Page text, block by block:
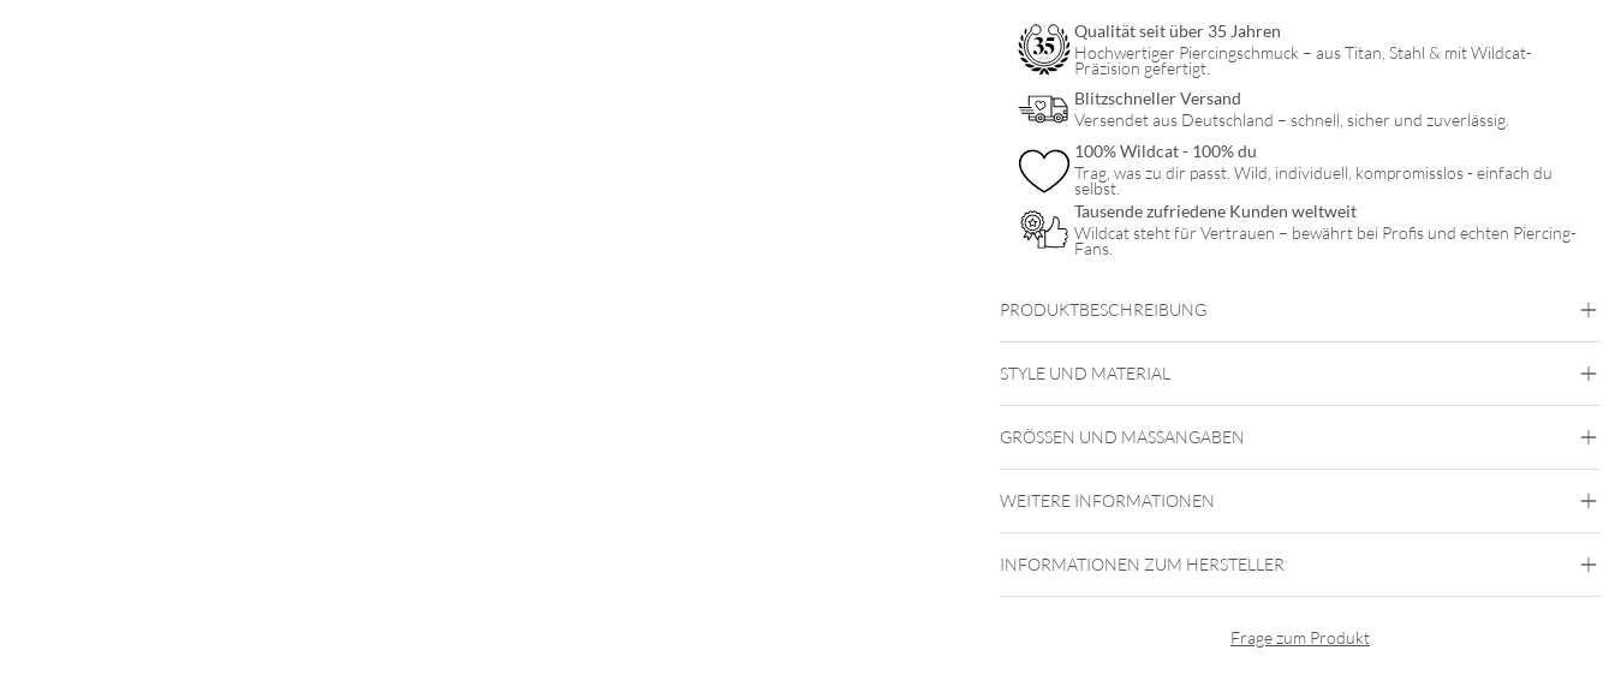
Qualität seit über 35 Jahren
Hochwertiger Piercingschmuck – aus Titan, Stahl & mit Wildcat-
Präzision gefertigt.
Blitzschneller Versand
Versendet aus Deutschland – schnell, sicher und zuverlässig.
100% Wildcat - 100% du
Trag, was zu dir passt. Wild, individuell, kompromisslos - einfach du
selbst.
Tausende zufriedene Kunden weltweit
Wildcat steht für Vertrauen – bewährt bei Profis und echten Piercing-
Fans.
PRODUKTBESCHREIBUNG
STYLE UND MATERIAL
Chirurgenstahl 316L
Roségold Schwarz Silber
GRÖSSEN UND MASSANGABEN
WEITERE INFORMATIONEN
INFORMATIONEN ZUM HERSTELLER
Frage zum Produkt